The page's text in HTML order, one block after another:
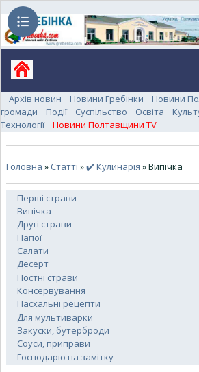
Архів новин Новини Гребінки Новини
громади
Події Суспільство Освіта
Технології
Новини Полтавщини TV
Головна » Статті »✔️ Кулинарія » Випічка
Перші страви
Випічка
Другі страви
Напої
Салати
Десерт
Постні страви
Консервування
Пасхальні рецепти
Для мультиварки
Закуски, бутерброди
Соуси, приправи
Господарю на замітку